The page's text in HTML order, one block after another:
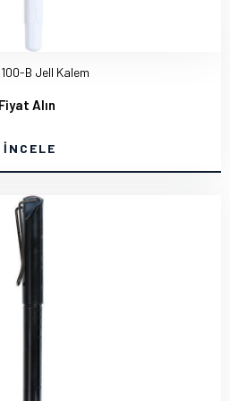
B Jell Kalem
Fiyat Alın
İNCELE